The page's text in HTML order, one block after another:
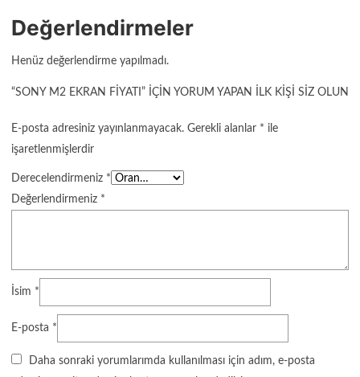
Değerlendirmeler
Henüz değerlendirme yapılmadı.
“SONY M2 EKRAN FIYATI” IÇIN YORUM YAPAN ILK KIŞI SIZ OLUN
E-posta adresiniz yayınlanmayacak. Gerekli alanlar * ile
işaretlenmişlerdir
Derecelendirmeniz *
Değerlendirmeniz *
İsim *
E-posta *
Daha sonraki yorumlarımda kullanılması için adım, e-posta